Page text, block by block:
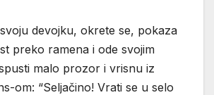
devojku, okrete se, pokaza
preko ramena i ode svojim
malo prozor i vrisnu iz
om: “Seljačino! Vrati se u selo